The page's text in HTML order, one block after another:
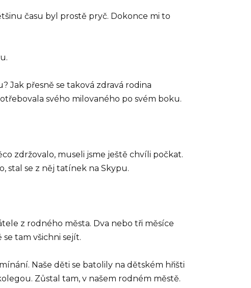
času byl prostě pryč. Dokonce mi to
Jak přesně se taková zdravá rodina
svého milovaného po svém boku.
zdržovalo, museli jsme ještě chvíli počkat.
stal se z něj tatínek na Skypu.
z rodného města. Dva nebo tři měsíce
tam všichni sejít.
Naše děti se batolily na dětském hřišti
Zůstal tam, v našem rodném městě.